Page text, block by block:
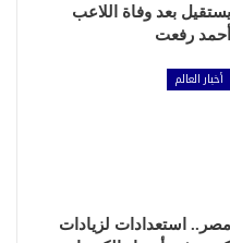
يستقيل بعد وفاة اللاعب
أحمد رفعت
أخبار العالم
مصر.. استعدادات لزيادات